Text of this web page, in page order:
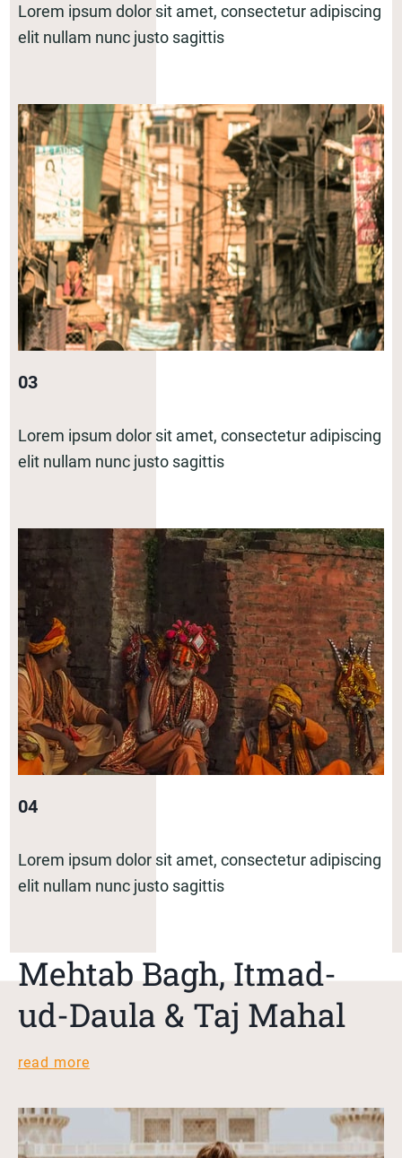
Lorem ipsum dolor sit amet, consectetur adipiscing
elit nullam nunc justo sagittis
03
Lorem ipsum dolor sit amet, consectetur adipiscing
elit nullam nunc justo sagittis
04
Lorem ipsum dolor sit amet, consectetur adipiscing
elit nullam nunc justo sagittis
Mehtab Bagh, Itmad-
ud-Daula & Taj Mahal
read more